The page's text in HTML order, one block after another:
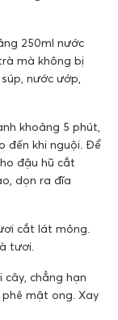
250ml nước
mà không bị
nước ướp,
khoảng 5 phút,
đến khi nguội. Để
đậu hũ cắt
dọn ra đĩa
cắt lát mỏng.
tươi.
chẳng hạn
mật ong. Xay